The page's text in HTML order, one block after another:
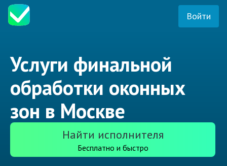
Войти
Услуги финальной
обработки оконных
зон в Москве
Найти исполнителя
Бесплатно и быстро